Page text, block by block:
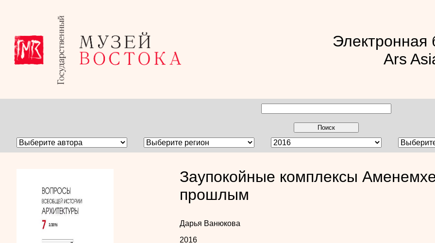
Электронная
Ars
Заупокойные комплексы
прошлым
Дарья Ванюкова
2016